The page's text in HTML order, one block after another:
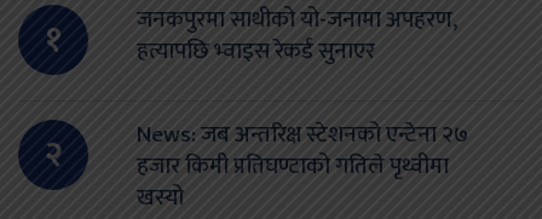
१
जनकपुरमा साथीको यो-जनामा अपहरण,
हत्यापछि भ्वाइस रेकर्ड सुनाएर
२
News: जब अन्तरिक्ष स्टेशनको एन्टेना २७
हजार किमी प्रतिघण्टाको गतिले पृथ्वीमा
खस्यो